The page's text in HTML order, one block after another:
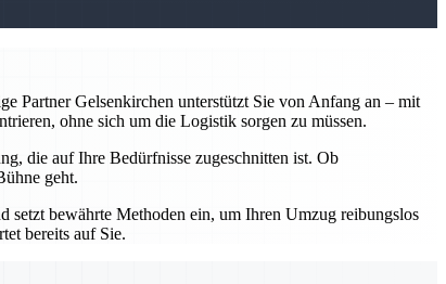
Partner Gelsenkirchen unterstützt Sie von Anfang an – mit
ohne sich um die Logistik sorgen zu müssen.
die auf Ihre Bedürfnisse zugeschnitten ist. Ob
geht.
setzt bewährte Methoden ein, um Ihren Umzug reibungslos
bereits auf Sie.